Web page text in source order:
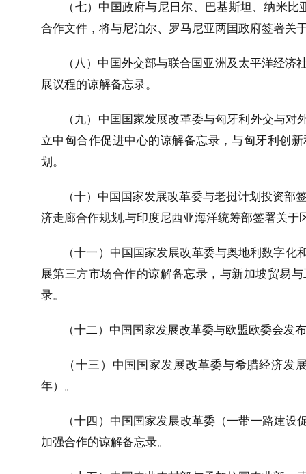
（七）中国政府与尼日尔、巴基斯坦、纳米
合作文件，将与尼泊尔、罗马尼亚两国政府签署关
（八）中国外交部与联合国亚洲及太平洋经
展议程的谅解备忘录。
（九）中国国家发展改革委与匈牙利外交与
立中匈合作促进中心的谅解备忘录，与匈牙利创
划。
（十）中国国家发展改革委与老挝计划投资部
济走廊合作规划 ,与印度尼西亚海洋统筹部签署关于
（十一）中国国家发展改革委与奥地利数字
展第三方市场合作的谅解备忘录，与新加坡贸易
录。
（十二）中国国家发展改革委与欧盟欧委会
（十三）中国国家发展改革委与希腊经济发
年）。
（十四）中国国家发展改革委（一带一路建
加强合作的谅解备忘录。